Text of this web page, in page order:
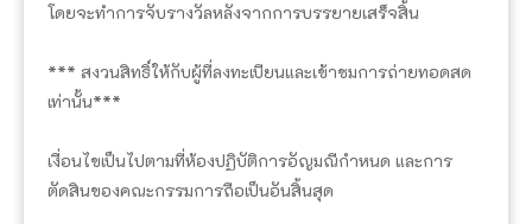
โดยจะทำการจับรางวัลหลังจากการบรรยายเสร็จสิ้น
*** สงวนสิทธิ์ให้กับผู้ที่ลงทะเบียนและเข้าชมการถ่ายทอดสด
เท่านั้น***
เงื่อนไขเป็นไปตามที่ห้องปฏิบัติการอัญมณีกำหนด และการ
ตัดสินของคณะกรรมการถือเป็นอันสิ้นสุด